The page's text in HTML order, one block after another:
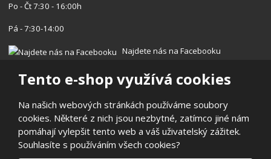
Tento e-shop využívá cookies
Na našich webových stránkách používáme soubory
cookies. Některé z nich jsou nezbytné, zatímco jiné nám
pomáhají vylepšit tento web a váš uživatelský zážitek.
Souhlasíte s používáním všech cookies?
Po - Čt 7:30 - 16:00h
Pá - 7:30-14:00
Najdete nás na Facebooku
© 2026, Centrum nářadí s.r.o.
Prohlášení o přístupnosti|Ochrana osobních údajů| Mapa stránek
Reklamace/Vrácení